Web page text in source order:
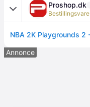
Proshop.dk
Bestillingsvare
Annonce